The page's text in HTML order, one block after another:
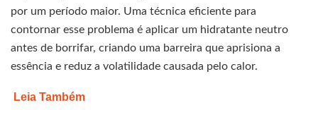
por um período maior. Uma técnica eficiente para
contornar esse problema é aplicar um hidratante neutro
antes de borrifar, criando uma barreira que aprisiona a
essência e reduz a volatilidade causada pelo calor.
Leia Também